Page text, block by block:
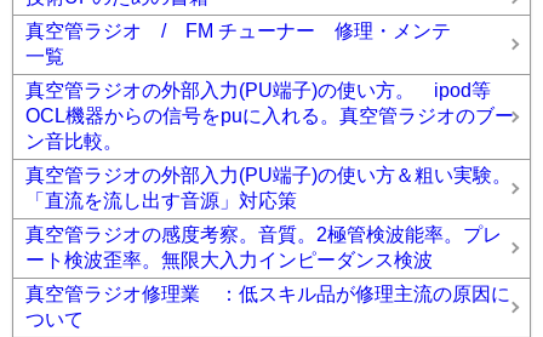
真空管ラジオ / FM チューナー 修理・メンテ
一覧
真空管ラジオの外部入力(PU端子)の使い方。 ipod等
OCL機器からの信号をpuに入れる。真空管ラジオのブー
ン音比較。
真空管ラジオの外部入力(PU端子)の使い方＆粗い実験。
「直流を流し出す音源」対応策
真空管ラジオの感度考察。音質。2極管検波能率。プレ
ート検波歪率。無限大入力インピーダンス検波
真空管ラジオ修理業 ：低スキル品が修理主流の原因に
ついて